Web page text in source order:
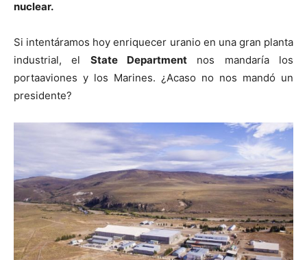
nuclear.
Si intentáramos hoy enriquecer uranio en una gran planta
industrial, el State Department nos mandaría los
portaaviones y los Marines. ¿Acaso no nos mandó un
presidente?